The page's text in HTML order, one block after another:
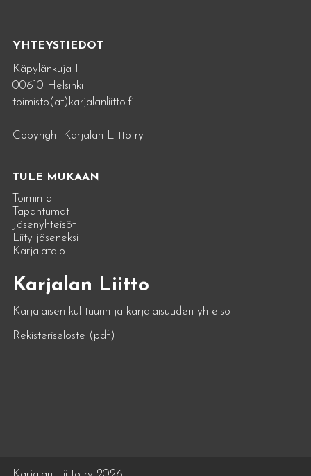
YHTEYSTIEDOT
Käpylänkuja 1
00610 Helsinki
toimisto(at)karjalanliitto.fi
Copyright Karjalan Liitto ry
TULE MUKAAN
Toiminta
Tapahtumat
Jäsenyhteisöt
Liity jäseneksi
Karjalatalo
Karjalan Liitto
Karjalaisen kulttuurin ja karjalaisuuden yhteisö
Rekisteriseloste (pdf)